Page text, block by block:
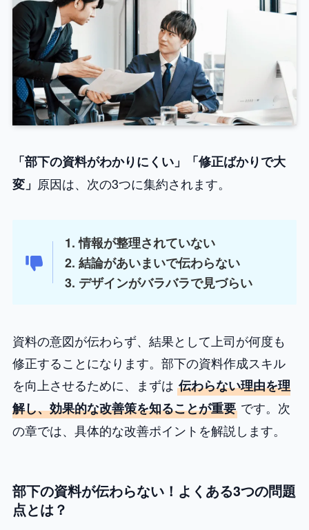
「部下の資料がわかりにくい」「修正ばかりで大
変」 原因は、次の3つに集約されます。
1. 情報が整理されていない
2. 結論があいまいで伝わらない
3. デザインがバラバラで見づらい
資料の意図が伝わらず、結果として上司が何度も
修正することになります。部下の資料作成スキル
を向上させるために、まずは 伝わらない理由を理
解し、効果的な改善策を知ることが重要です。次
の章では、具体的な改善ポイントを解説します。
部下の資料が伝わらない！よくある3つの問題
点とは？